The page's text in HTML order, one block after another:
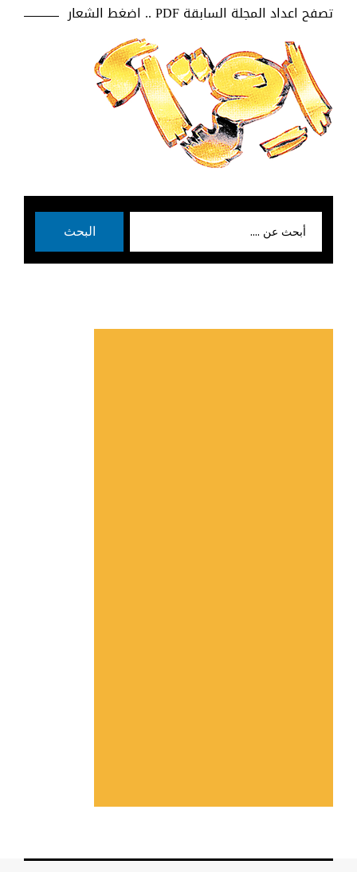
تصفح اعداد المجلة السابقة PDF .. اضغط الشعار
البحث